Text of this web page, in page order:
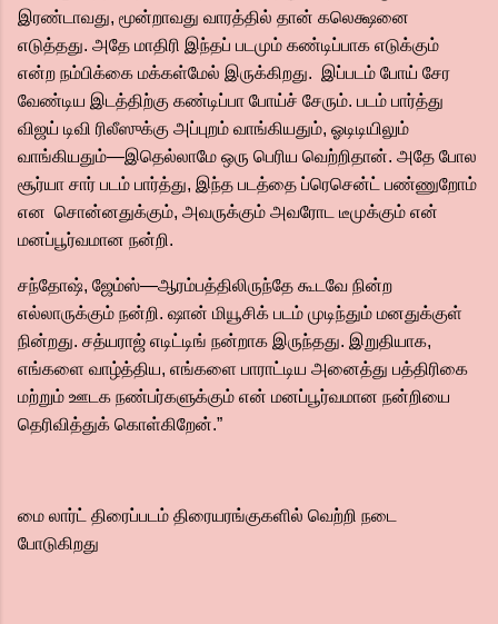
இரண்டாவது, மூன்றாவது வாரத்தில் தான் கலெக்ஷனை
எடுத்தது. அதே மாதிரி இந்தப் படமும் கண்டிப்பாக எடுக்கும்
என்ற நம்பிக்கை மக்கள்மேல் இருக்கிறது. இப்படம் போய் சேர
வேண்டிய இடத்திற்கு கண்டிப்பா போய்ச் சேரும். படம் பார்த்து
விஜய் டிவி ரிலீஸுக்கு அப்புறம் வாங்கியதும், ஓடிடியிலும்
வாங்கியதும்—இதெல்லாமே ஒரு பெரிய வெற்றிதான். அதே போல
சூர்யா சார் படம் பார்த்து, இந்த படத்தை ப்ரெசென்ட் பண்ணுறோம்
என சொன்னதுக்கும், அவருக்கும் அவரோட டீமுக்கும் என்
மனப்பூர்வமான நன்றி.
சந்தோஷ், ஜேம்ஸ்—ஆரம்பத்திலிருந்தே கூடவே நின்ற
எல்லாருக்கும் நன்றி. ஷான் மியூசிக் படம் முடிந்தும் மனதுக்குள்
நின்றது. சத்யராஜ் எடிட்டிங் நன்றாக இருந்தது. இறுதியாக,
எங்களை வாழ்த்திய, எங்களை பாராட்டிய அனைத்து பத்திரிகை
மற்றும் ஊடக நண்பர்களுக்கும் என் மனப்பூர்வமான நன்றியை
தெரிவித்துக் கொள்கிறேன்.”
மை லார்ட் திரைப்படம் திரையரங்குகளில் வெற்றி நடை
போடுகிறது